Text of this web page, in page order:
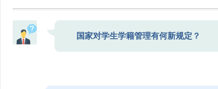
国家对学生学籍管理有何新规定？